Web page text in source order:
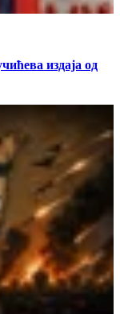
издаја од